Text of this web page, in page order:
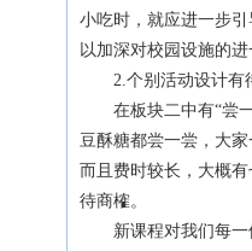
小吃时，就应进一步
以加深对校园设施的
2.个别活动设计有
在板块二中有“尝一
豆酥糖都尝一尝，大
而且费时较长，大概
待商榷。
新课程对我们每一位